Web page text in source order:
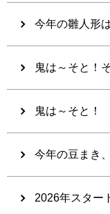
今年の雛人形
鬼は～そと！
鬼は～そと！
今年の豆まき
2026年スター